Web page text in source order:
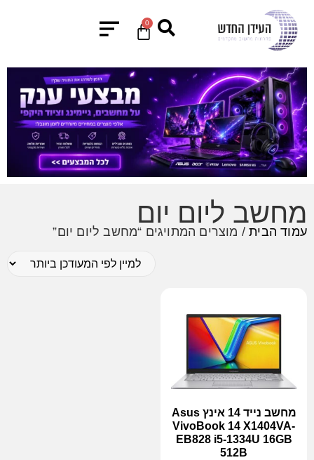
0
מחשב ליום יום
עמוד הבית/ מוצרים המתויגים “מחשב ליום יום”
מחשב נייד 14 אינץ Asus
VivoBook 14 X1404VA-
EB828 i5-1334U 16GB
512B